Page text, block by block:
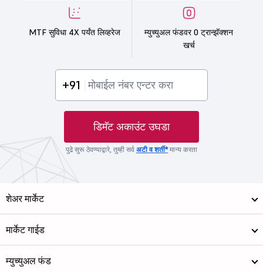
MTF सुविधा 4X पर्यंत लिव्हरेज
म्युच्युअल फंडवर 0 ट्रान्झॅक्शन
खर्च
+91
डिमॅट अकाउंट उघडा
पुढे सुरू ठेवण्याद्वारे, तुम्ही सर्व अटी व शर्ती*मान्य करता
शेअर मार्केट
मार्केट गाईड
म्युच्युअल फंड